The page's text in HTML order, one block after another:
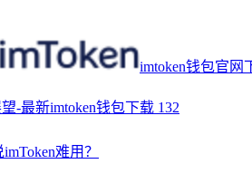
imtoken钱包官网
-最新imtoken钱包下载 132
难用？